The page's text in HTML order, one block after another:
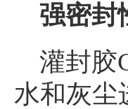
强密封
灌封胶
水和灰尘